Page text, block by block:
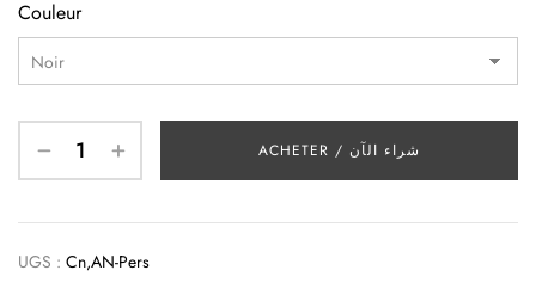
Couleur
ACHETER / شراء الآن
UGS : Cn,AN-Pers